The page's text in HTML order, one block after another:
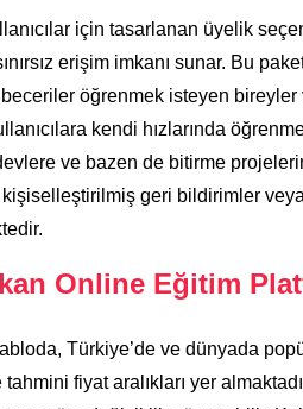
için tasarlanan üyelik
erişim imkanı sunar. Bu
beceriler öğrenmek isteyen
kendi hızlarında
ve bazen de bitirme
geri bildirimler
Online Eğitim
Türkiye’de ve dünyada
fiyat aralıkları yer